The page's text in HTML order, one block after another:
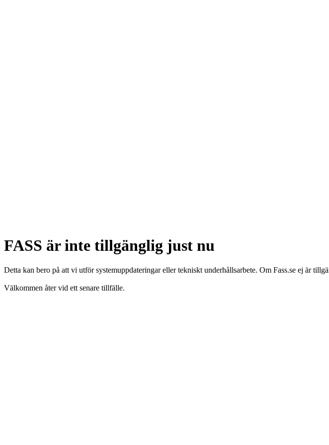
FASS är inte tillgänglig just nu
Detta kan bero på att vi utför systemuppdateringar eller tekniskt underhållsarbete. Om Fass.se ej är
Välkommen åter vid ett senare tillfälle.